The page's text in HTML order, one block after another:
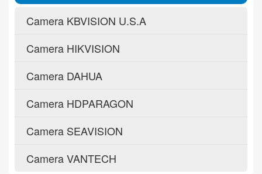
Camera KBVISION U.S.A
Camera HIKVISION
Camera DAHUA
Camera HDPARAGON
Camera SEAVISION
Camera VANTECH